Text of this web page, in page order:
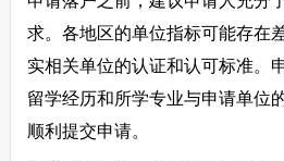
求。各地区的单位指标可能存在
实相关单位的认证和认可标准。
留学经历和所学专业与申请单位
顺利提交申请。